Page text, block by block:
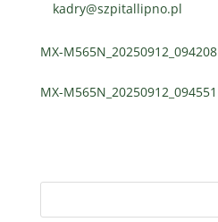
kadry@szpitallipno.pl
MX-M565N_20250912_094208
MX-M565N_20250912_094551